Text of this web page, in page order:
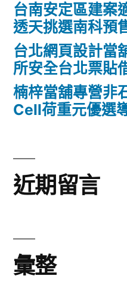
台南安定區建案
透天挑選南科預
台北網頁設計當
所安全台北票貼
楠梓當舖專營非
Cell荷重元優選
近期留言
彙整